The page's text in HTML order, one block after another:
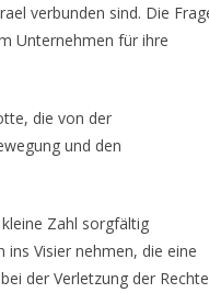
verbunden sind. Die
Unternehmen für ihre
die von der
und den
Zahl sorgfältig
Visier nehmen, die eine
der Verletzung der Rechte